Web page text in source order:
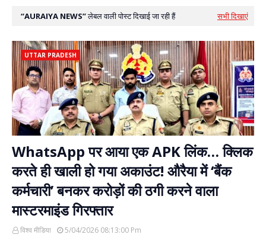
AURAIYA NEWS लेबल वाली पोस्ट दिखाई जा रही हैं सभी दिखाएं
UTTAR PRADESH
WhatsApp पर आया एक APK लिंक… क्लिक
करते ही खाली हो गया अकाउंट! औरैया में ‘बैंक
कर्मचारी’ बनकर करोड़ों की ठगी करने वाला
मास्टरमाइंड गिरफ्तार
विश्व मीडिया 5/04/2026 08:13:00 Pm